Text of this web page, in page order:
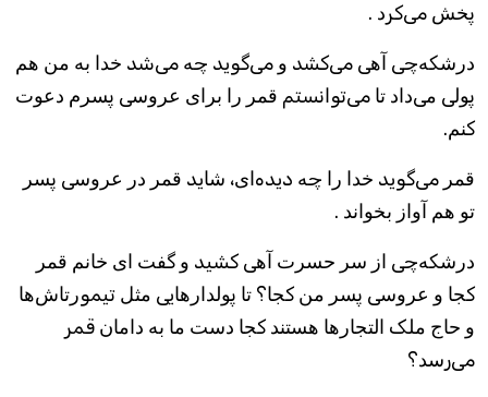
ﭘﺨﺶ می‌کرﺩ .
ﺩﺭﺷﮑﻪ‌ﭼﯽ ﺁﻫﯽ می‌کشد ﻭ می‌گوید ﭼﻪ می‌شد ﺧﺪﺍ ﺑﻪ ﻣﻦ ﻫﻢ
ﭘﻮﻟﯽ ﻣﯽ‌ﺩﺍﺩ ﺗﺎ می‌توﺍنستم ﻗﻤﺮ ﺭﺍ ﺑﺮﺍﯼ ﻋﺮﻭﺳﯽ ﭘﺴﺮﻡ ﺩﻋﻮﺕ
ﮐﻨﻢ.
ﻗﻤﺮ می‌گوید ﺧﺪﺍ ﺭﺍ ﭼﻪ دیده‌ﺍﯼ، ﺷﺎید ﻗﻤﺮ ﺩﺭ ﻋﺮﻭﺳﯽ ﭘﺴﺮ
ﺗﻮ ﻫﻢ ﺁﻭﺍﺯ ﺑﺨﻮﺍﻧﺪ .
ﺩﺭﺷﮑﻪ‌ﭼﯽ ﺍﺯ ﺳﺮ ﺣﺴﺮﺕ ﺁﻫﯽ کشید ﻭ ﮔﻔﺖ ﺍﯼ ﺧﺎﻧﻢ ﻗﻤﺮ
ﮐﺠﺎ ﻭ ﻋﺮﻭﺳﯽ ﭘﺴﺮ ﻣﻦ ﮐﺠﺎ؟ ﺗﺎ ﭘﻮﻟﺪﺍﺭﻫﺎیی ﻣﺜﻞ تیموﺭﺗﺎﺵ‌ﻫﺎ
ﻭ ﺣﺎﺝ ﻣﻠﮏ ﺍﻟﺘﺠﺎﺭﻫﺎ ﻫﺴﺘﻨﺪ ﮐﺠﺎ ﺩﺳﺖ ﻣﺎ ﺑﻪ ﺩﺍﻣﺎﻥ قمر
می‌رﺳﺪ؟